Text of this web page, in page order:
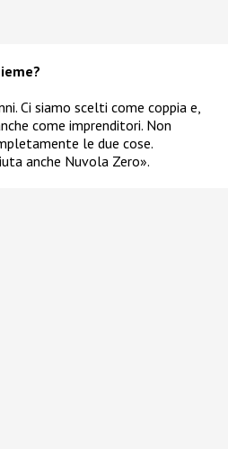
Ci siamo scelti come coppia e,
come imprenditori. Non
le due cose.
anche Nuvola Zero».